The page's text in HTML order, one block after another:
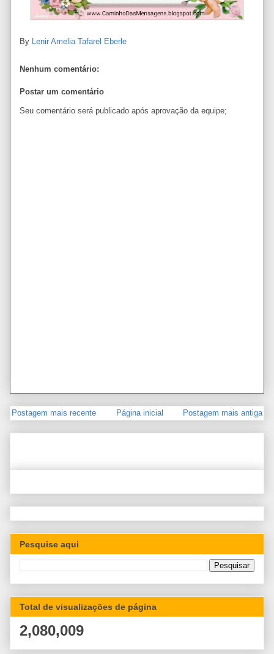
By Lenir Amelia Tafarel Eberle
Nenhum comentário:
Postar um comentário
Seu comentário será publicado após aprovação da equipe;
Postagem mais recente Postagem mais antiga
Página inicial
Pesquise aqui
Total de visualizações de página
2,080,009